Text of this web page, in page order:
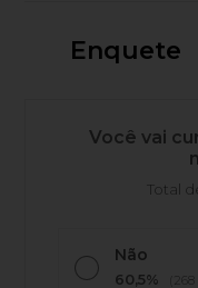
Enquete
Você vai
Total
Não
60,5%